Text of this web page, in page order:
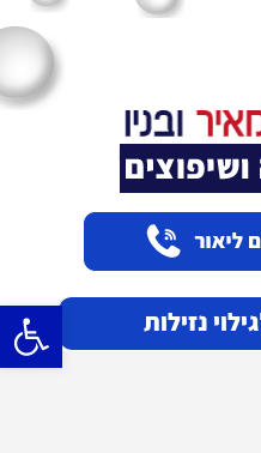
פתח